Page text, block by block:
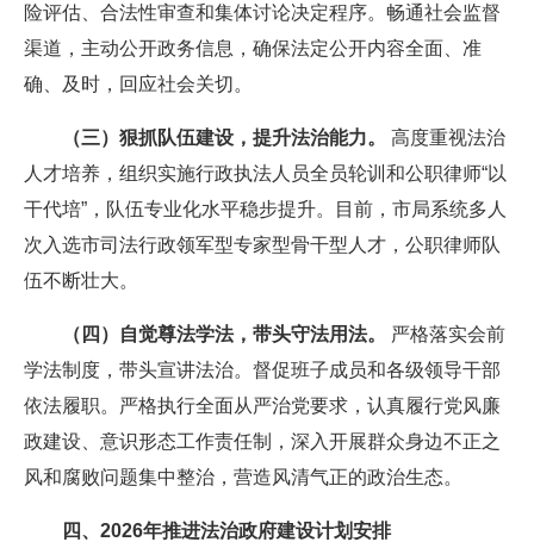
险评估、合法性审查和集体讨论决定程序。畅通社会监督
渠道，主动公开政务信息，确保法定公开内容全面、准
确、及时，回应社会关切。
（三）狠抓队伍建设，提升法治能力。
高度重视法治
人才培养，组织实施行政执法人员全员轮训和公职律师“以
干代培”，队伍专业化水平稳步提升。目前，市局系统多人
次入选市司法行政领军型专家型骨干型人才，公职律师队
伍不断壮大。
（四）自觉尊法学法，带头守法用法。
严格落实会前
学法制度，带头宣讲法治。督促班子成员和各级领导干部
依法履职。严格执行全面从严治党要求，认真履行党风廉
政建设、意识形态工作责任制，深入开展群众身边不正之
风和腐败问题集中整治，营造风清气正的政治生态。
四、2026年推进法治政府建设计划安排